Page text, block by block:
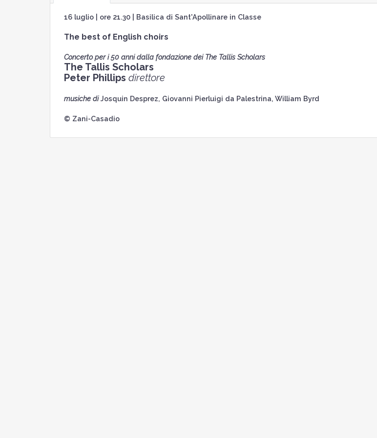
16 luglio | ore 21.30 | Basilica di Sant'Apollinare in Classe
The best of English choirs
Concerto per i 50 anni dalla fondazione dei The Tallis Scholars
The Tallis Scholars
Peter Phillips direttore
musiche diJosquin Desprez, Giovanni Pierluigi da Palestrina, William Byrd
© Zani-Casadio